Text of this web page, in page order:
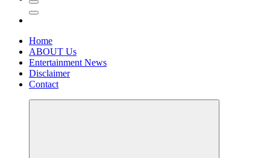
Home
ABOUT Us
Entertainment News
Disclaimer
Contact